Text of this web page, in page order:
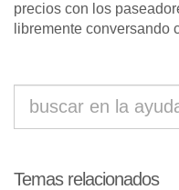
precios con los
libremente conversando
Temas relacionados